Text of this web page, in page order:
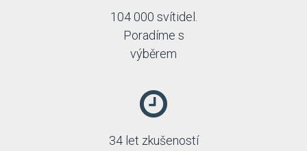
104 000 svítidel.
Poradíme s
výběrem
34 let zkušeností